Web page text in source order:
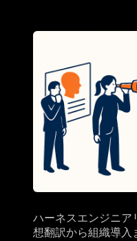
ハーネスエンジニア
想翻訳から組織導入